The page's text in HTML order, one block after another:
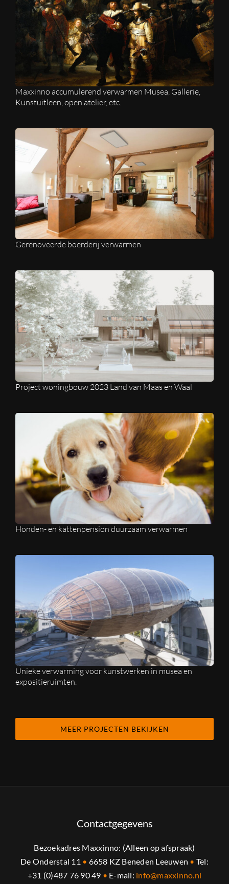
Maxxinno accumulerend verwarmen Musea, Gallerie,
Kunstuitleen, open atelier, etc.
Gerenoveerde boerderij verwarmen
Project woningbouw 2023 Land van Maas en Waal
Honden- en kattenpension duurzaam verwarmen
Unieke verwarming voor kunstwerken in musea en
expositieruimten.
MEER PROJECTEN BEKIJKEN
Contactgegevens
Bezoekadres Maxxinno: (Alleen op afspraak)
De Onderstal 11 • 6658 KZ Beneden Leeuwen • Tel:
+31 (0)487 76 90 49 • E-mail: info@maxxinno.nl